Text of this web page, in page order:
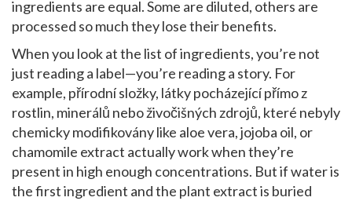
ingredients are equal. Some are diluted, others are
processed so much they lose their benefits.
When you look at the list of ingredients, you’re not
just reading a label—you’re reading a story. For
example, přírodní složky, látky pocházející přímo z
rostlin, minerálů nebo živočišných zdrojů, které nebyly
chemicky modifikoványlike aloe vera, jojoba oil, or
chamomile extract actually work when they’re
present in high enough concentrations. But if water is
the first ingredient and the plant extract is buried